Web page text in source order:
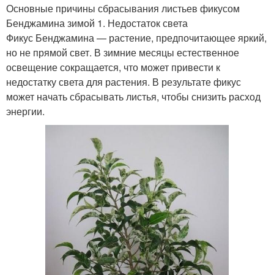
Основные причины сбрасывания листьев фикусом
Бенджамина зимой 1. Недостаток света
Фикус Бенджамина — растение, предпочитающее яркий,
но не прямой свет. В зимние месяцы естественное
освещение сокращается, что может привести к
недостатку света для растения. В результате фикус
может начать сбрасывать листья, чтобы снизить расход
энергии.